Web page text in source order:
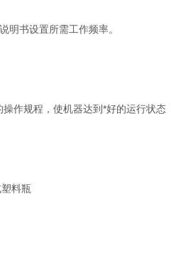
书设置所需工作频率。
作规程，使机器达到*好的运行状态
料瓶